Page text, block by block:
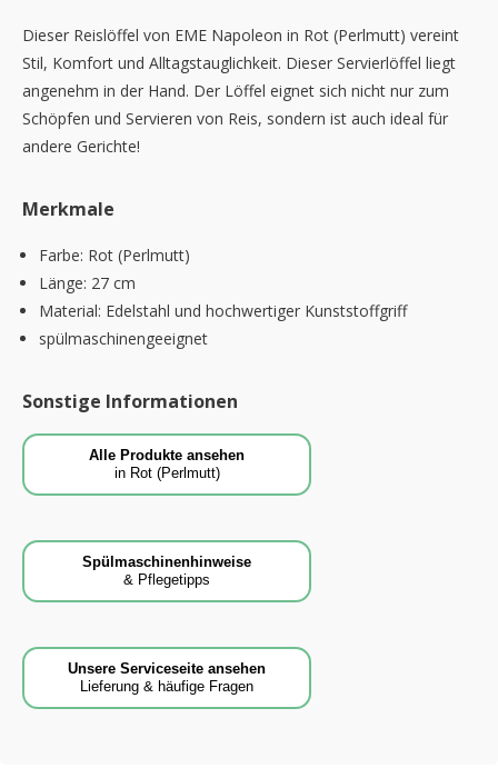
Dieser Reislöffel von EME Napoleon in Rot (Perlmutt) vereint
Stil, Komfort und Alltagstauglichkeit. Dieser Servierlöffel liegt
angenehm in der Hand. Der Löffel eignet sich nicht nur zum
Schöpfen und Servieren von Reis, sondern ist auch ideal für
andere Gerichte!
Merkmale
Farbe: Rot (Perlmutt)
Länge: 27 cm
Material: Edelstahl und hochwertiger Kunststoffgriff
spülmaschinengeeignet
Sonstige Informationen
Alle Produkte ansehen
in Rot (Perlmutt)
Spülmaschinenhinweise
& Pflegetipps
Unsere Serviceseite ansehen
Lieferung & häufige Fragen